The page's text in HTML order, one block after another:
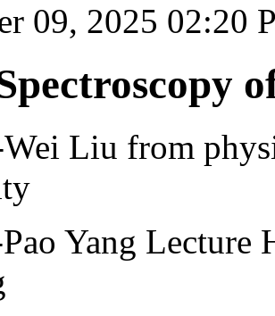
09, 2025 02:20
Liu from
Yang Lecture